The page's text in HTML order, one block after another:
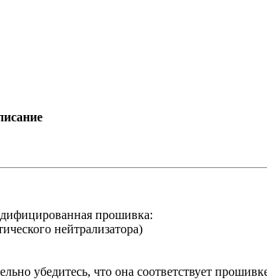
прошивка:
нейтрализатора)
убедитесь, что она соответствует